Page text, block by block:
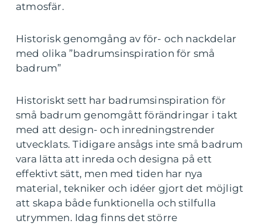
atmosfär.
Historisk genomgång av för- och nackdelar
med olika ”badrumsinspiration för små
badrum”
Historiskt sett har badrumsinspiration för
små badrum genomgått förändringar i takt
med att design- och inredningstrender
utvecklats. Tidigare ansågs inte små badrum
vara lätta att inreda och designa på ett
effektivt sätt, men med tiden har nya
material, tekniker och idéer gjort det möjligt
att skapa både funktionella och stilfulla
utrymmen. Idag finns det större